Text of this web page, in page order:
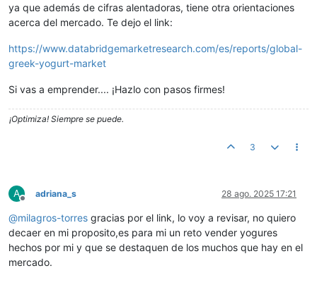
ya que además de cifras alentadoras, tiene otra orientaciones
acerca del mercado. Te dejo el link:
https://www.databridgemarketresearch.com/es/reports/global-
greek-yogurt-market
Si vas a emprender.... ¡Hazlo con pasos firmes!
¡Optimiza! Siempre se puede.
3
A
Desconectado
adriana_s 28 ago. 2025 17:21
@milagros-torres gracias por el link, lo voy a revisar, no quiero
decaer en mi proposito,es para mi un reto vender yogures
hechos por mi y que se destaquen de los muchos que hay en el
mercado.